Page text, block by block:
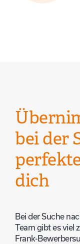
bei der
dich
Bei der Suche
Team gibt es viel
Frank-